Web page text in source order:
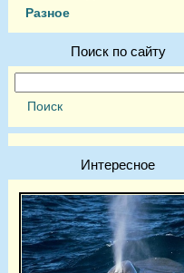
Разное
Поиск по сайту
Интересное